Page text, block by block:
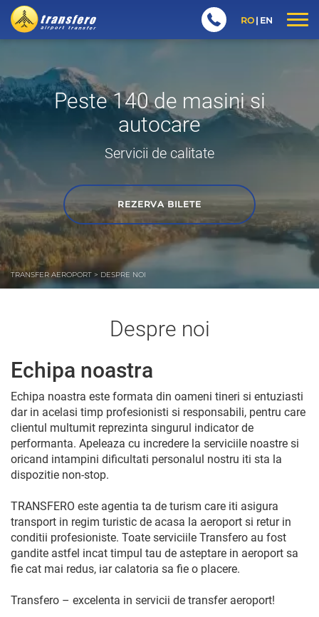
RO EN
Peste 140 de masini si
autocare
Servicii de calitate
REZERVA BILETE
TRANSFER AEROPORT > DESPRE NOI
Despre noi
Echipa noastra
Echipa noastra este formata din oameni tineri si entuziasti
dar in acelasi timp profesionisti si responsabili, pentru care
clientul multumit reprezinta singurul indicator de
performanta. Apeleaza cu incredere la serviciile noastre si
oricand intampini dificultati personalul nostru iti sta la
dispozitie non-stop.
TRANSFERO este agentia ta de turism care iti asigura
transport in regim turistic de acasa la aeroport si retur in
conditii profesioniste. Toate serviciile Transfero au fost
gandite astfel incat timpul tau de asteptare in aeroport sa
fie cat mai redus, iar calatoria sa fie o placere.
Transfero – excelenta in servicii de transfer aeroport!